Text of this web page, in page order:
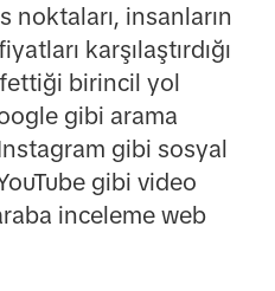
noktaları, insanların
karşılaştırdığı
birincil yol
gibi arama
gibi sosyal
gibi video
inceleme web